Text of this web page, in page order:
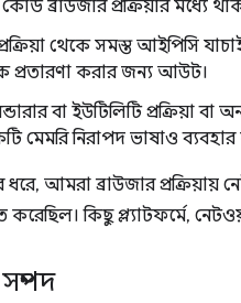
ব্রাউজার প্রক্রিয়ার মধ্যে
থেকে সমস্ত আইপিসি
প্রতারণা করার জন্য আউট।
বা ইউটিলিটি প্রক্রিয়া
মেমরি নিরাপদ ভাষাও
আমরা ব্রাউজার প্রক্রিয়ায়
করেছিল। কিছু প্ল্যাটফর্মে,